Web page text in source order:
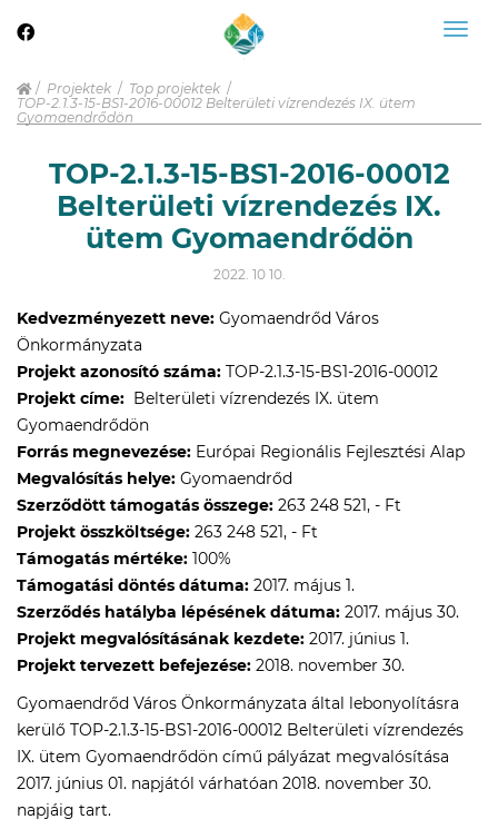
Projektek
Top projektek
TOP-2.1.3-15-BS1-2016-00012 Belterületi vízrendezés IX. ütem
Gyomaendrődön
TOP-2.1.3-15-BS1-2016-00012
Belterületi vízrendezés IX.
ütem Gyomaendrődön
2022. 10 10.
Kedvezményezett neve: Gyomaendrőd Város
Önkormányzata
Projekt azonosító száma: TOP-2.1.3-15-BS1-2016-00012
Projekt címe:  Belterületi vízrendezés IX. ütem
Gyomaendrődön
Forrás megnevezése: Európai Regionális Fejlesztési Alap
Megvalósítás helye: Gyomaendrőd
Szerződött támogatás összege: 263 248 521, - Ft
Projekt összköltsége: 263 248 521, - Ft
Támogatás mértéke: 100%
Támogatási döntés dátuma: 2017. május 1.
Szerződés hatályba lépésének dátuma: 2017. május 30.
Projekt megvalósításának kezdete: 2017. június 1.
Projekt tervezett befejezése: 2018. november 30.
Gyomaendrőd Város Önkormányzata által lebonyolításra
kerülő TOP-2.1.3-15-BS1-2016-00012 Belterületi vízrendezés
IX. ütem Gyomaendrődön című pályázat megvalósítása
2017. június 01. napjától várhatóan 2018. november 30.
napjáig tart.